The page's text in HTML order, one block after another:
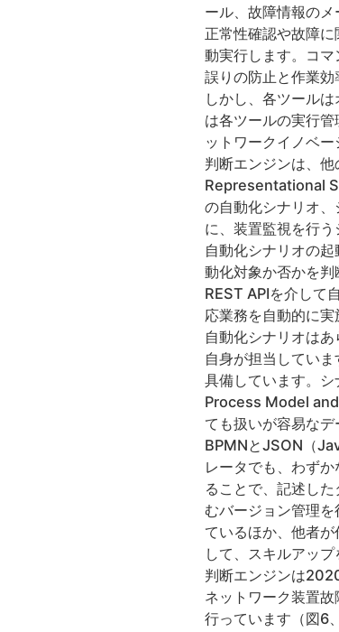
ール、故障情報の
正常性確認や故障
動実行します。コ
誤りの防止と作業効
しかし、各ツール
は各ツールの実行
ットワークイノベ
判断エンジンは、
Representational
の自動化シナリオ
に、装置監視を行
自動化シナリオの
動化対象か否かを判
REST APIを介して
応業務を自動的に実
自動化シナリオは
自身が担当してい
具備しています。
Process Model and
ても扱いが容易な
BPMNとJSON（
レータでも、わず
ることで、記述し
むバージョン管理
ているほか、他者
して、スキルアップ
判断エンジンは
ネットワーク装置
行っています（図6